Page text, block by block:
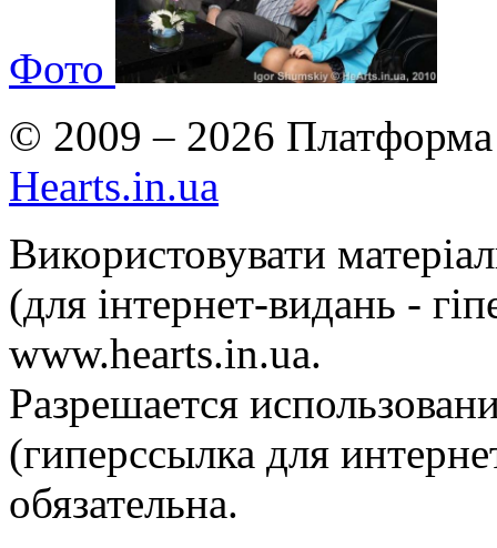
Фото
© 2009 – 2026 Платформа
Hearts.in.ua
Використовувати
(для інтернет-видань -
www.hearts.in.ua.
Разрешается
(гиперссылка для
обязательна.